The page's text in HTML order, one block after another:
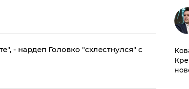
- нардеп Головко "схлестнулся" с